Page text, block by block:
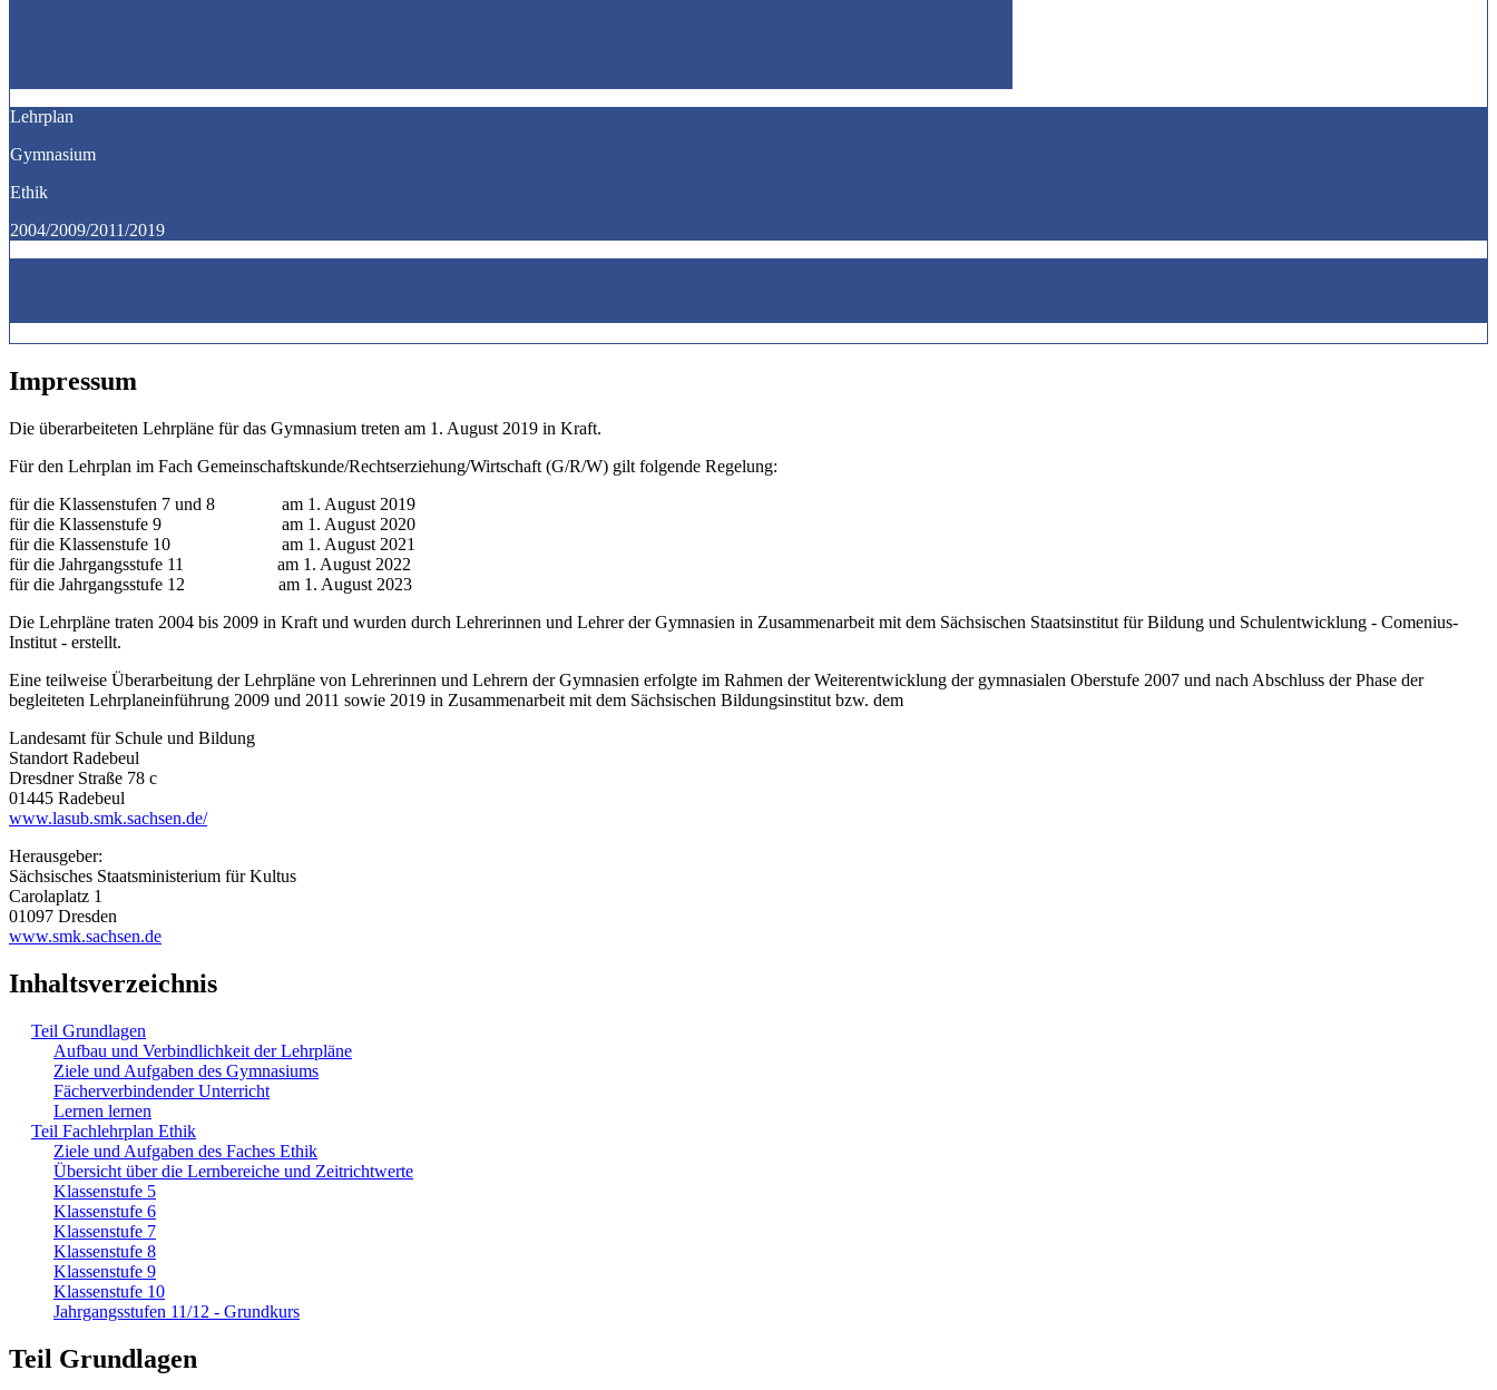
Lehrplan
Gymnasium
Ethik
2004/2009/2011/2019
Impressum
Die überarbeiteten Lehrpläne für das Gymnasium treten am 1. August 2019 in Kraft.
Für den Lehrplan im Fach Gemeinschaftskunde/Rechtserziehung/Wirtschaft (G/R/W) gilt folgende Regelung:
für die Klassenstufen 7 und 8 am 1. August 2019
für die Klassenstufe 9 am 1. August 2020
für die Klassenstufe 10 am 1. August 2021
für die Jahrgangsstufe 11 am 1. August 2022
für die Jahrgangsstufe 12 am 1. August 2023
Die Lehrpläne traten 2004 bis 2009 in Kraft und wurden durch Lehrerinnen und Lehrer der Gymnasien in Zusammenarbeit mit dem Sächsischen Staatsinstitut für Bildung und Schulentwicklung - Comenius-
Institut - erstellt.
Eine teilweise Überarbeitung der Lehrpläne von Lehrerinnen und Lehrern der Gymnasien erfolgte im Rahmen der Weiterentwicklung der gymnasialen Oberstufe 2007 und nach Abschluss der Phase der
begleiteten Lehrplaneinführung 2009 und 2011 sowie 2019 in Zusammenarbeit mit dem Sächsischen Bildungsinstitut bzw. dem
Landesamt für Schule und Bildung
Standort Radebeul
Dresdner Straße 78 c
01445 Radebeul
www.lasub.smk.sachsen.de/
Herausgeber:
Sächsisches Staatsministerium für Kultus
Carolaplatz 1
01097 Dresden
www.smk.sachsen.de
Inhaltsverzeichnis
Teil Grundlagen
Aufbau und Verbindlichkeit der Lehrpläne
Ziele und Aufgaben des Gymnasiums
Fächerverbindender Unterricht
Lernen lernen
Teil Fachlehrplan Ethik
Ziele und Aufgaben des Faches Ethik
Übersicht über die Lernbereiche und Zeitrichtwerte
Klassenstufe 5
Klassenstufe 6
Klassenstufe 7
Klassenstufe 8
Klassenstufe 9
Klassenstufe 10
Jahrgangsstufen 11/12 - Grundkurs
Teil Grundlagen